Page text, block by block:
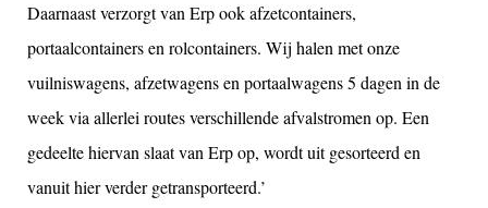
Daarnaast verzorgt van Erp ook afzetcontainers,
portaalcontainers en rolcontainers. Wij halen met onze
vuilniswagens, afzetwagens en portaalwagens 5 dagen in de
week via allerlei routes verschillende afvalstromen op. Een
gedeelte hiervan slaat van Erp op, wordt uit gesorteerd en
vanuit hier verder getransporteerd.’